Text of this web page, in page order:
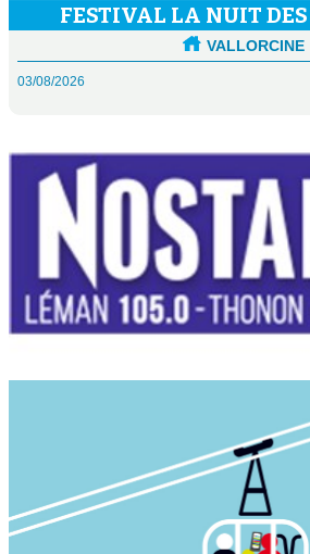
FESTIVAL LA NUIT
VALLORCINE
03/08/2026